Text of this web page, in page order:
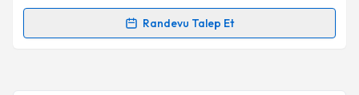
Takvim Talebini Gönder
Randevu Talep Et
Randevu Takvimi Talebi